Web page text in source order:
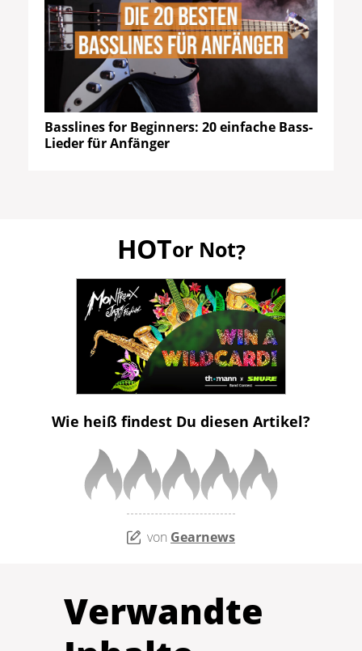
Basslines for Beginners: 20 einfache Bass-
Lieder für Anfänger
HOTor Not?
Wie heiß findest Du diesen Artikel?
von Gearnews
Verwandte